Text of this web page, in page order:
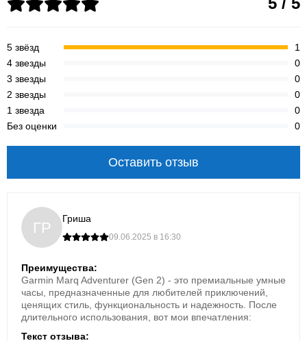
10 ATM 16 дней
Для маршрутов, где важны
точность и автономность
MARQ Adventurer сочетает премиальную отделку с
навигацией, топографическими картами и
показателями адаптации, нагрузки и
восстановления.
ГР Гриша
09.06.2025 в 16:30
Преимущества:
Garmin Marq Adventurer (Gen 2) - это премиальные умные
часы, предназначенные для любителей приключений,
ценящих стиль, функциональность и надежность. После
длительного использования, вот мои впечатления:
Текст отзыва:
5 звёзд
1
4 звезды
0
3 звезды
0
2 звезды
0
1 звезда
0
Без оценки
0
Оставить отзыв